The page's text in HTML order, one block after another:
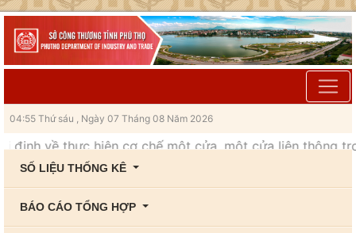
04:55 Thứ sáu , Ngày 07 Tháng 08 Năm 2026
về thực hiện cơ chế một cửa, một cửa liên thông
SỐ LIỆU THỐNG KÊ
BÁO CÁO TỔNG HỢP